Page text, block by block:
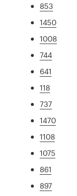
853
1450
1008
744
641
118
737
1470
1108
1075
861
897